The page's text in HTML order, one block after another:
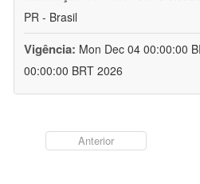
PR - Brasil
Vigência: Mon Dec 04 00:00:00
00:00:00 BRT 2026
Anterior